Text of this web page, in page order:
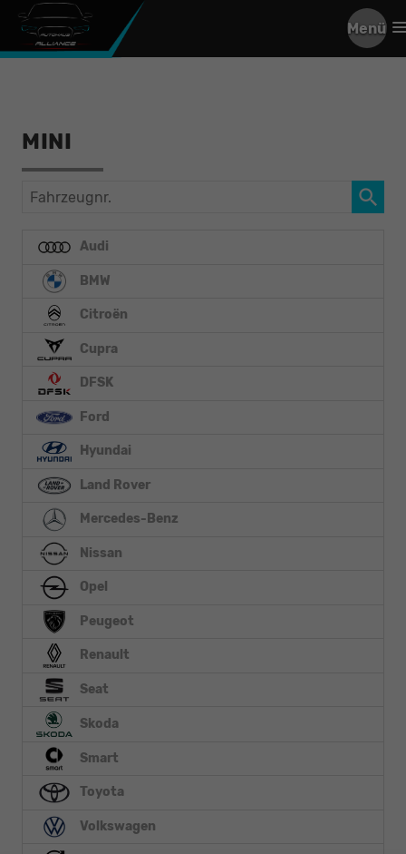
Menü
MINI
Fahrzeugnr.
Audi
BMW
Citroën
Cupra
DFSK
Ford
Hyundai
Land Rover
Mercedes-Benz
Nissan
Opel
Peugeot
Renault
Seat
Skoda
Smart
Toyota
Volkswagen